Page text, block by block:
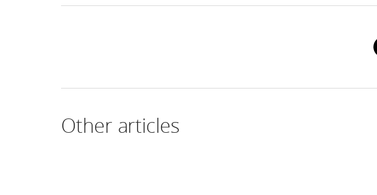
Other articles